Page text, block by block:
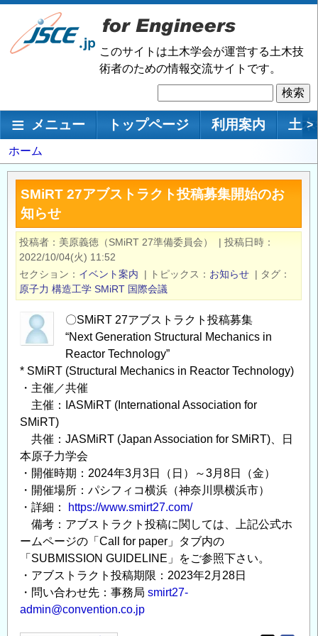
メ
ン
移
このサイトは土木学会が運営する土木技
術者のための情報交流サイトです。
索
メインナビゲーション
メニュー トップページ 利用案内 土 >
パ
ン
く
ず
ホーム
SMiRT 27アブストラクト投稿募集開始のお
知らせ
投稿者 美原義徳（SMiRT 27準備委員会） | 投稿日時
2022/10/04(火) 11:52
セクション
イベント案内 | トピックス お知らせ | タグ
原子力 構造工学 SMiRT 国際会議
〇SMiRT 27アブストラクト投稿募集
“Next Generation Structural Mechanics in
Reactor Technology”
* SMiRT (Structural Mechanics in Reactor Technology)
・主催／共催
主催：IASMiRT (International Association for
SMiRT)
共催：JASMiRT (Japan Association for SMiRT)、日
本原子力学会
・開催時期：2024年3月3日（日）～3月8日（金）
・開催場所：パシフィコ横浜（神奈川県横浜市）
・詳細：
https://www.smirt27.com/
備考：アブストラクト投稿に関しては、上記公式ホ
ームページの「Call for paper」タブ内の
「SUBMISSION GUIDELINE」をご参照下さい。
・アブストラクト投稿期限：2023年2月28日
・問い合わせ先：事務局 smirt27-
admin@convention.co.jp